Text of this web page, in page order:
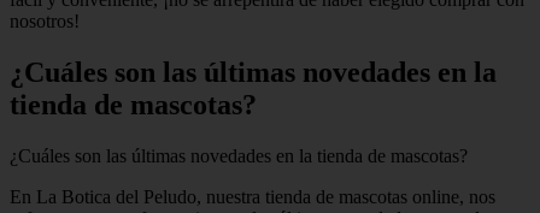
nosotros!
¿Cuáles son las últimas novedades en la
tienda de mascotas?
¿Cuáles son las últimas novedades en la tienda de mascotas?
En La Botica del Peludo, nuestra tienda de mascotas online, nos